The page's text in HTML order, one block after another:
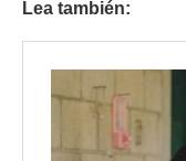
Lea también: